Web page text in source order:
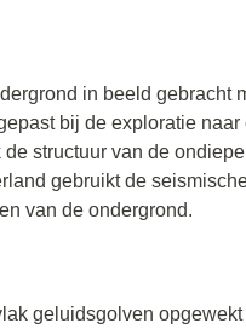
in beeld gebracht
bij de exploratie naar
structuur van de
gebruikt de
van de ondergrond.
geluidsgolven opgewekt